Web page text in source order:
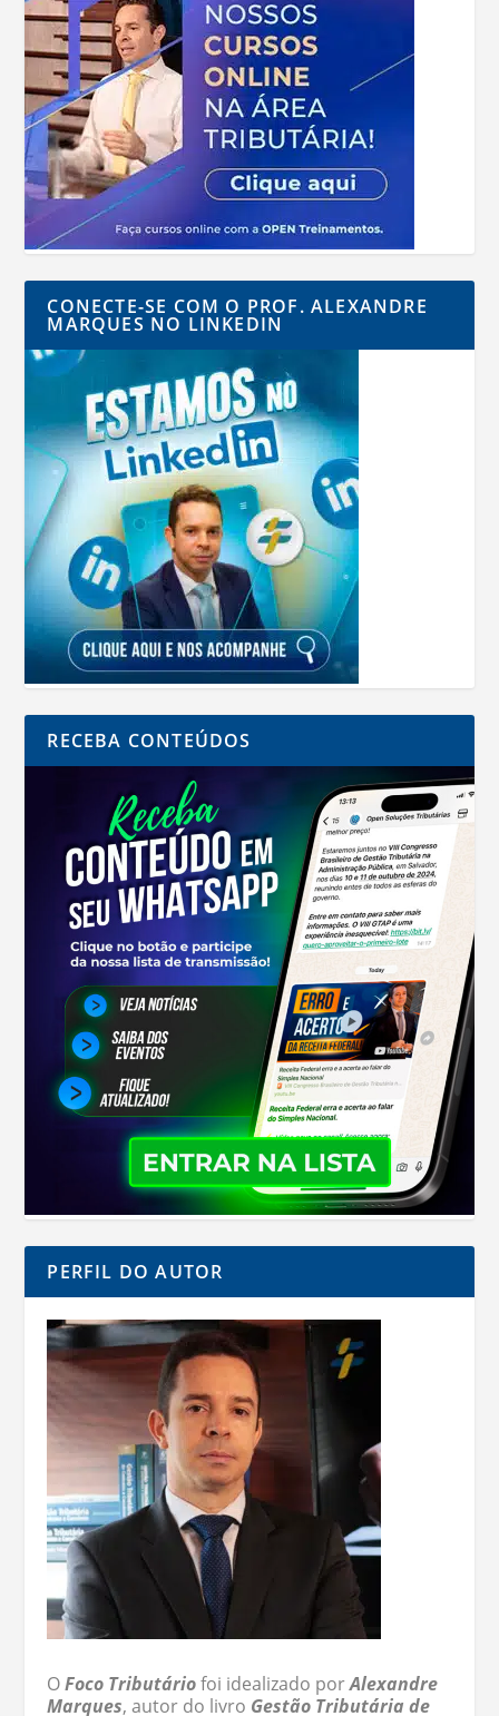
CONECTE-SE COM O PROF. ALEXANDRE
MARQUES NO LINKEDIN
RECEBA CONTEÚDOS
PERFIL DO AUTOR
OFoco Tributáriofoi idealizado porAlexandre
Marques, autor do livro Gestão Tributária de